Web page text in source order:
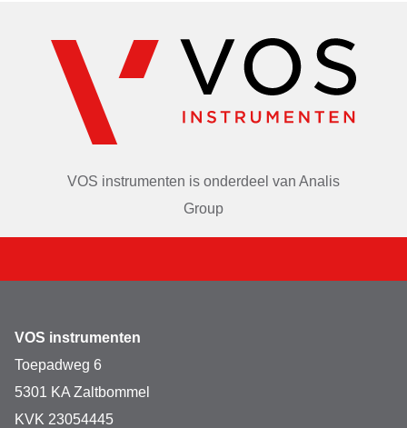
VOS instrumenten is onderdeel van Analis
Group
VOS instrumenten
Toepadweg 6
5301 KA Zaltbommel
KVK 23054445